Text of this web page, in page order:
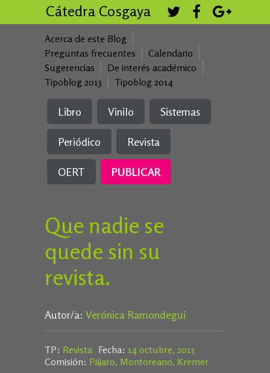
Cátedra Cosgaya
Acerca de este Blog
Preguntas frecuentes
Calendario
Sugerencias
De interés académico
Tipoblog 2013
Tipoblog 2014
Libro Vinilo Sistemas
Periódico Revista
OERT PUBLICAR
Que nadie se
quede sin su
revista.
Autor/a: Verónica Ramondegui
Fecha: 14 octubre, 2015
TP: Revista
Comisión: Pájaro, Montoreano, Kremer